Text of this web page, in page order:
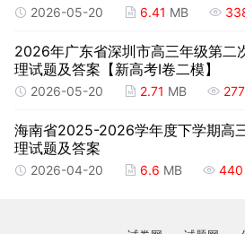
2026-05-20 6.41 MB
2026年广东省深圳市高三年级第二
理试题及答案【新高考Ⅰ卷二模】
2026-05-20 2.71 MB 277
海南省2025-2026学年度下学期高
理试题及答案
2026-04-20 6.6 MB 440